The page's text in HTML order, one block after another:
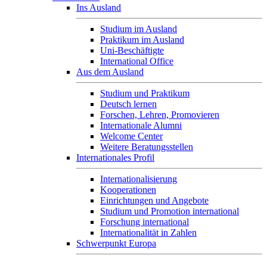
Ins Ausland
Studium im Ausland
Praktikum im Ausland
Uni-Beschäftigte
International Office
Aus dem Ausland
Studium und Praktikum
Deutsch lernen
Forschen, Lehren, Promovieren
Internationale Alumni
Welcome Center
Weitere Beratungsstellen
Internationales Profil
Internationalisierung
Kooperationen
Einrichtungen und Angebote
Studium und Promotion international
Forschung international
Internationalität in Zahlen
Schwerpunkt Europa